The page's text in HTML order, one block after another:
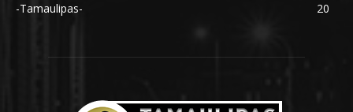
-Tamaulipas-
20